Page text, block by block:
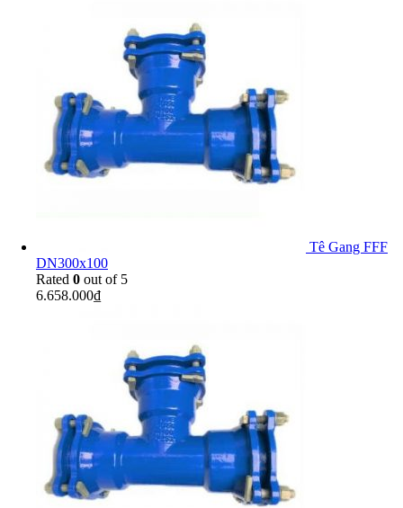
Tê Gang FFF
DN300x100
Rated 0 out of 5
6.658.000₫